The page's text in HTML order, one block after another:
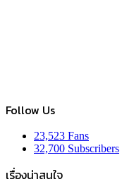
Follow Us
23,523 Fans
32,700 Subscribers
เรื่องน่าสนใจ